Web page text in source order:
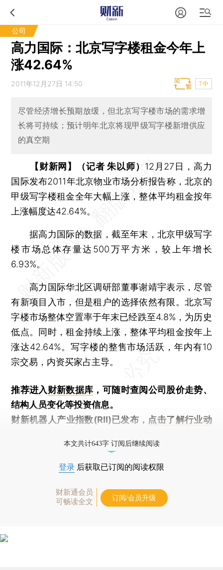
公司
高力国际：北京写字楼租金今年上
涨42.64%
2011年12月27日 14:50 T中
尽管经济增长预期放缓，但北京写字楼市场的需求增
长将可持续；预计明年北京将现甲级写字楼新增供应
的真空期
【财新网】（记者 朱以师） 12月27日，高力
国际发布2011年北京物业市场分析报告称，北京的
甲级写字楼租金全年大幅上涨，整体平均租金按年
上涨幅度达42.64%。
据高力国际的数据，截至年末，北京甲级写字
楼市场总体存量达500万平方米，较上年增长
6.93%。
高力国际华北区调研部董事谢靖宇表示，尽管
有新项目入市，但是租户的选择依然有限。北京写
字楼市场整体空置率于年末已经跌至4.8%，为历史
低点。同时，租金持续上涨，整体平均租金按年上
涨达42.64%。写字楼的整售市场活跃，年内有10
宗交易，内资买家占主导。
推荐进入财新数据库 ，可随时查阅公司股价走势、
结构人员变化等投资信息。
财新机器人产业指数(RII)已发布， 点击了解行业动
本文共计643字 订阅后继续阅读
登录 后获取已订阅的阅读权限
财新通会员
可畅读全文
订阅/会员升级